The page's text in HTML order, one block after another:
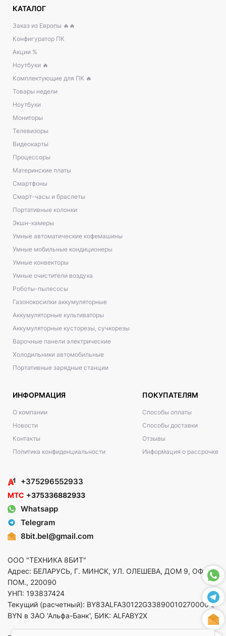
КАТАЛОГ
Заказ из Европы 🔥🔥
Конфигуратор ПК
Акции %
Ноутбуки 🔥
Комплектующие для ПК 🔥
Товары недели
Ноутбуки
Мониторы
Телевизоры
Видеокарты
Процессоры
Материнские платы
Смартфоны
Смарт-часы и браслеты
Портативные колонки
Экшн-камеры
Умные автоматические кофемашины
Умные мобильные кондиционеры
Умные конвекторы
Умные очистители воздуха
Роботы-пылесосы
Газонокосилки аккумуляторные
Аккумуляторные культиваторы
Аккумуляторные кусторезы, сучкорезы
Варочные панели электрические
Холодильники автомобильные
Портативные зарядные станции
ИНФОРМАЦИЯ
О компании
Новости
Контакты
Политика конфиденциальности
ПОКУПАТЕЛЯМ
Способы оплаты
Способы доставки
Отзывы
Информация о рассрочке
+375296552933
МТС +375336882933
Whatsapp
Telegram
8bit.bel@gmail.com
ООО "ТЕХНИКА 8БИТ"
Адрес: БЕЛАРУСЬ, Г. МИНСК, УЛ. ОЛЕШЕВА, ДОМ 9, ОФ. 5,
ПОМ., 220090
УНП: 193837424
Текущий (расчетный): BY83ALFA30122G33890010270000 в
BYN в ЗАО 'Альфа-Банк', БИК: ALFABY2X